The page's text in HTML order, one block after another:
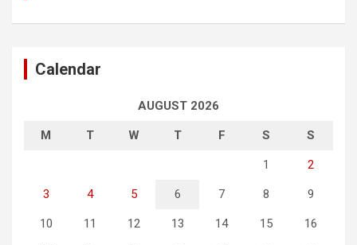
Calendar
AUGUST 2026
M T W T F S S
1 2
3 4 5 6 7 8 9
10 11 12 13 14 15 16